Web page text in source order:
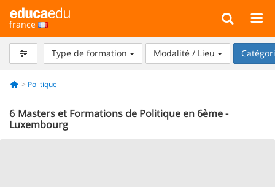
france
Type de formation Modalité / Lieu
Politique
6 Masters et Formations de Politique en 6ème -
Luxembourg